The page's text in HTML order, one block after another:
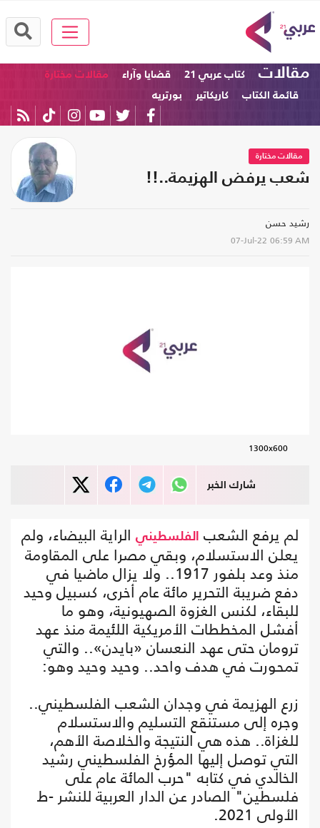
مقالات كتاب عربي 21 قضايا وآراء
مقالات مختارة
قائمة الكتاب
كاريكاتير بورتريه
مقالات مختارة
شعب يرفض الهزيمة..!!
رشيد حسن
07-Jul-22 06:59 AM
1300x600
شارك الخبر
لم يرفع الشعب الفلسطيني الراية البيضاء، ولم
يعلن الاستسلام، وبقي مصرا على المقاومة
منذ وعد بلفور 1917.. ولا يزال ماضيا في
دفع ضريبة التحرير مائة عام أخرى، كسبيل وحيد
للبقاء، لكنس الغزوة الصهيونية، وهو ما
أفشل المخططات الأمريكية اللئيمة منذ عهد
ترومان حتى عهد النعسان «بايدن».. والتي
تمحورت في هدف واحد.. وحيد وحيد وهو:
زرع الهزيمة في وجدان الشعب الفلسطيني..
وجره إلى مستنقع التسليم والاستسلام
للغزاة.. هذه هي النتيجة والخلاصة الأهم،
التي توصل إليها المؤرخ الفلسطيني رشيد
الخالدي في كتابه "حرب المائة عام على
فلسطين" الصادر عن الدار العربية للنشر -ط
الأولى 2021.